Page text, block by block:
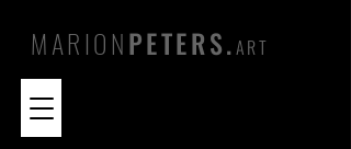
MARIONPETERS.ART